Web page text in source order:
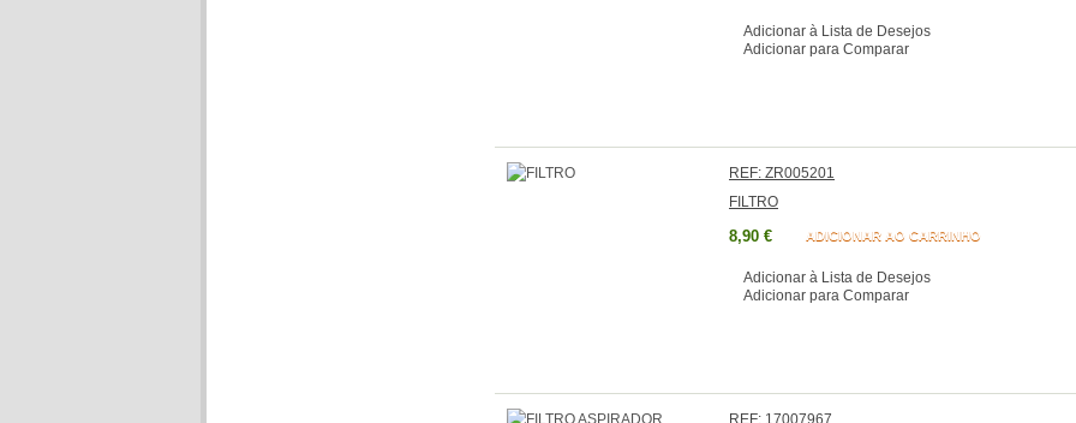
Adicionar à Lista de Desejos
Adicionar para Comparar
REF: ZR005201
FILTRO
8,90 € ADICIONAR AO CARRINHO
Adicionar à Lista de Desejos
Adicionar para Comparar
REF: 17007967